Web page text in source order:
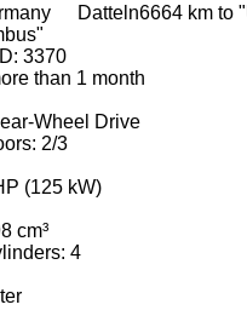
Datteln6664 km to
3370
than 1 month
Wheel Drive
2/3
(125 kW)
cm³
4